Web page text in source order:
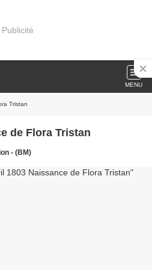
Publicité
MENU
Tristan
de Flora Tristan
- (BM)